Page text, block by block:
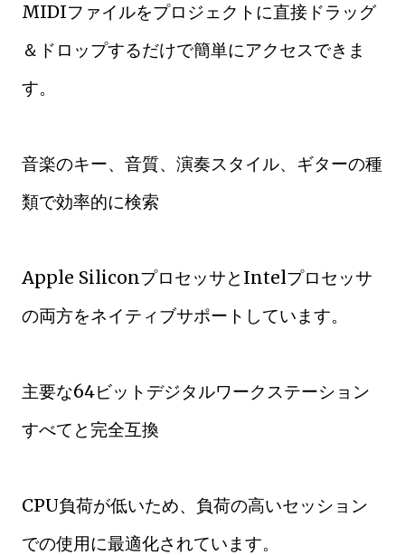
MIDIファイルをプロジェクトに直接ドラッグ
＆ドロップするだけで簡単にアクセスできま
す。
音楽のキー、音質、演奏スタイル、ギターの種
類で効率的に検索
Apple SiliconプロセッサとIntelプロセッサ
の両方をネイティブサポートしています。
主要な64ビットデジタルワークステーション
すべてと完全互換
CPU負荷が低いため、負荷の高いセッション
での使用に最適化されています。